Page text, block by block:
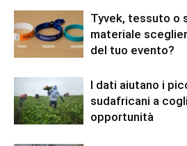
Tyvek, tessuto o
materiale
del tuo evento?
I dati aiutano i
sudafricani a
opportunità